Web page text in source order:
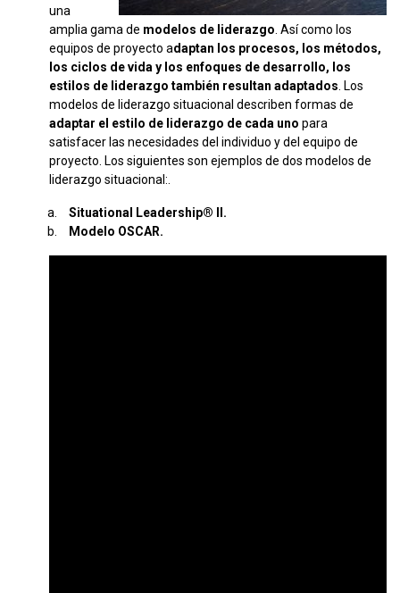
una
amplia gama de modelos de liderazgo . Así como los
equipos de proyecto adaptan los procesos, los métodos,
los ciclos de vida y los enfoques de desarrollo, los
estilos de liderazgo también resultan adaptados . Los
modelos de liderazgo situacional describen formas de
adaptar el estilo de liderazgo de cada uno para
satisfacer las necesidades del individuo y del equipo de
proyecto. Los siguientes son ejemplos de dos modelos de
liderazgo situacional:.
Situational Leadership® II.
Modelo OSCAR.